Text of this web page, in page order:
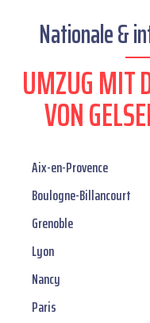
Nationale &
UMZUG MIT
VON
Aix-en-Provence
Boulogne-Billancourt
Grenoble
Lyon
Nancy
Paris